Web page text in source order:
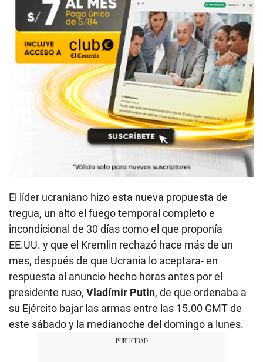
El líder ucraniano hizo esta nueva propuesta de
tregua, un alto el fuego temporal completo e
incondicional de 30 días como el que proponía
EE.UU. y que el Kremlin rechazó hace más de un
mes, después de que Ucrania lo aceptara- en
respuesta al anuncio hecho horas antes por el
presidente ruso, Vladímir Putin, de que ordenaba a
su Ejército bajar las armas entre las 15.00 GMT de
este sábado y la medianoche del domingo a lunes.